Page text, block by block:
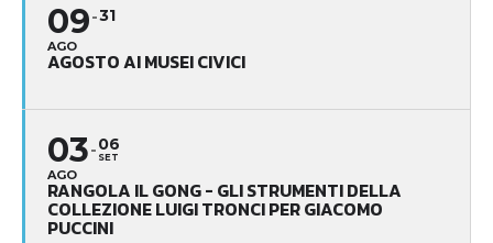
09
AGO
31
AGOSTO AI MUSEI CIVICI
03
AGO
06
SET
RANGOLA IL GONG - GLI STRUMENTI DELLA
COLLEZIONE LUIGI TRONCI PER GIACOMO
PUCCINI